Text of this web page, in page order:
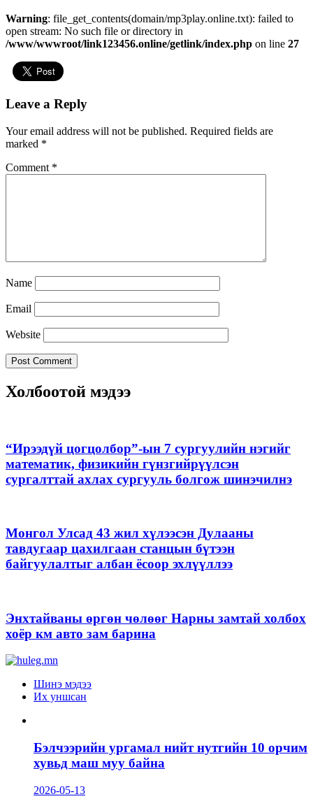
Warning: file_get_contents(domain/mp3play.online.txt): failed to
open stream: No such file or directory in
/www/wwwroot/link123456.online/getlink/index.php on line 27
Leave a Reply
Your email address will not be published. Required fields are
marked *
Comment *
Name
Email
Website
Холбоотой мэдээ
“Ирээдүй цогцолбор”-ын 7 сургуулийн нэгийг
математик, физикийн гүнзгийрүүлсэн
сургалттай ахлах сургууль болгож шинэчилнэ
Монгол Улсад 43 жил хүлээсэн Дулааны
тавдугаар цахилгаан станцын бүтээн
байгуулалтыг албан ёсоор эхлүүллээ
Энхтайваны өргөн чөлөөг Нарны замтай холбох
хоёр км авто зам барина
Шинэ мэдээ
Их уншсан
Бэлчээрийн ургамал нийт нутгийн 10 орчим
хувьд маш муу байна
2026-05-13